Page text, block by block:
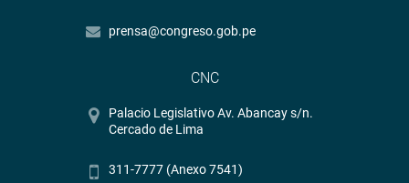
prensa@congreso.gob.pe
CNC
Palacio Legislativo Av. Abancay s/n.
Cercado de Lima
311-7777 (Anexo 7541)